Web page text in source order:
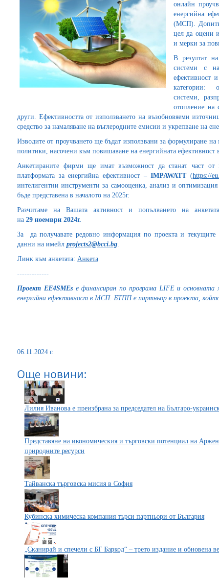
онлайн
енергийна
(МСП).
цел да оцени
и мерки за
В резултат
системи с
ефективност
категории:
системи,
отопление на
други. Ефективността от използването на възобновяеми
средство за намаляване на въглеродните емисии и укрепване на
Изводите от проучването ще бъдат използвани за формулиране
политики, насочени към повишаване на енергийната
Анкетираните фирми ще имат възможност да станат част от
платформата за енергийна ефективност –IMPAWATT(https://
интелигентни инструменти за самооценка, анализ и
бъде представена в началото на 2025г.
Разчитаме на Вашата активност и попълването на
на 29 ноември 2024г.
За да получавате редовно информация по проекта и текущите
данни на имейл projects2@bcci.bg.
Линк към анкетата: Анкета
-------------
Проект EE4SMEs е финансиран по програма LIFE и основната
енергийна ефективност в МСП. БТПП е партньор в проекта,
06.11.2024 г.
Още новини:
Лилия Иванова е преизбрана за председател на Българо-
Представяне на икономическия и търговски потенциал на
природните ресурси
Тайванска търговска мисия в София
Кубинска химическа компания търси партньори от България
„Сканирай и спечели с БГ Баркод“ – трето издание и обновена